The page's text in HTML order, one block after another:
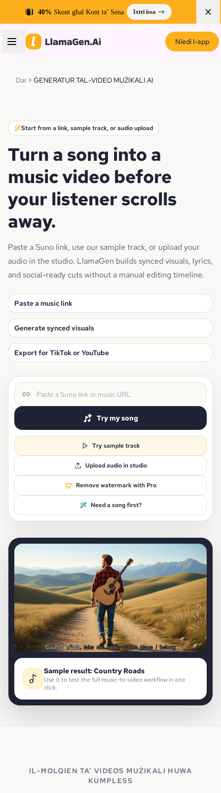
40% Skont għal Kont ta’ Sena Ixtri issa
Niedi l-app
Dar ĠENERATUR TAL-VIDEO MUŻIKALI AI
Start from a link, sample track, or audio upload
Turn a song into a
music video before
your listener scrolls
away.
Paste a Suno link, use our sample track, or upload your
audio in the studio. LlamaGen builds synced visuals, lyrics,
and social-ready cuts without a manual editing timeline.
Paste a music link
Generate synced visuals
Export for TikTok or YouTube
Music link
Try my song
Try sample track
Upload audio in studio
Remove watermark with Pro
Need a song first?
Sample result: Country Roads
Use it to test the full music-to-video workflow in one
click.
IL-ĦOLQIEN TA’ VIDEOS MUŻIKALI HUWA
KUMPLESS